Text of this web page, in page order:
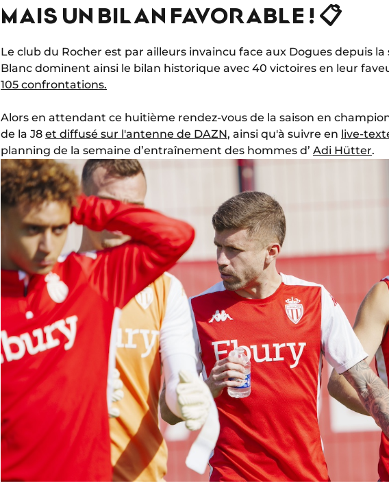
MAIS UN BILAN FAVORABLE ! 📋
Le club du Rocher est par ailleurs invaincu face aux Dogues depuis la
Blanc dominent ainsi le bilan historique avec 40 victoires en leur
105 confrontations.
Alors en attendant ce huitième rendez-vous de la saison en
de la J8 et diffusé sur l'antenne de DAZN, ainsi qu'à suivre en live-
planning de la semaine d’entraînement des hommes d’ Adi Hütter.